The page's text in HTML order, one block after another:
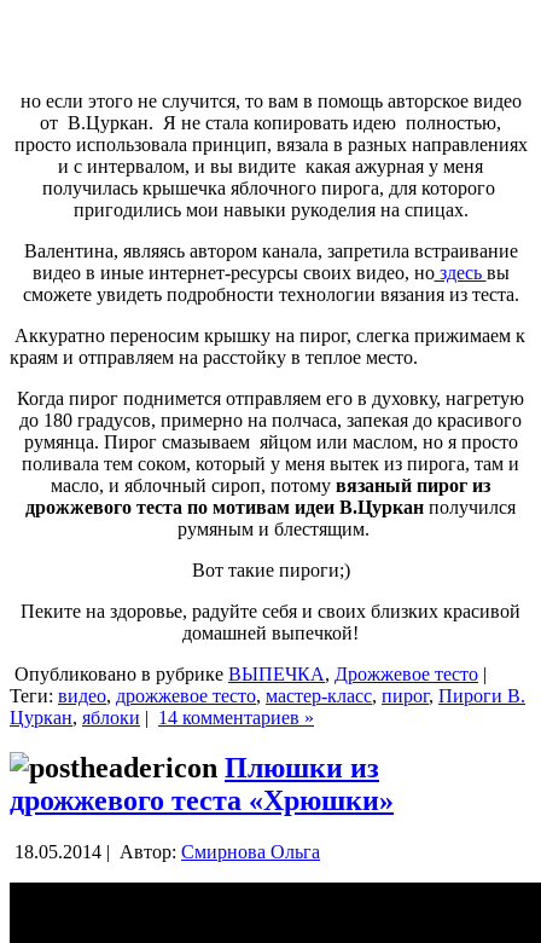
но если этого не случится, то вам в помощь авторское видео
от В.Цуркан. Я не стала копировать идею полностью,
просто использовала принцип, вязала в разных направлениях
и с интервалом, и вы видите какая ажурная у меня
получилась крышечка яблочного пирога, для которого
пригодились мои навыки рукоделия на спицах.
Валентина, являясь автором канала, запретила встраивание
видео в иные интернет-ресурсы своих видео, ноздесь вы
сможете увидеть подробности технологии вязания из теста.
Аккуратно переносим крышку на пирог, слегка прижимаем к
краям и отправляем на расстойку в теплое место.
Когда пирог поднимется отправляем его в духовку, нагретую
до 180 градусов, примерно на полчаса, запекая до красивого
румянца. Пирог смазываем яйцом или маслом, но я просто
поливала тем соком, который у меня вытек из пирога, там и
масло, и яблочный сироп, потому вязаный пирог из
дрожжевого теста по мотивам идеи В.Цуркан получился
румяным и блестящим.
Вот такие пироги;)
Пеките на здоровье, радуйте себя и своих близких красивой
домашней выпечкой!
Опубликовано в рубрике ВЫПЕЧКА, Дрожжевое тесто |
Теги: видео, дрожжевое тесто, мастер-класс, пирог, Пироги В.
Цуркан, яблоки | 14 комментариев »
Плюшки из
дрожжевого теста «Хрюшки»
18.05.2014 | Автор: Смирнова Ольга